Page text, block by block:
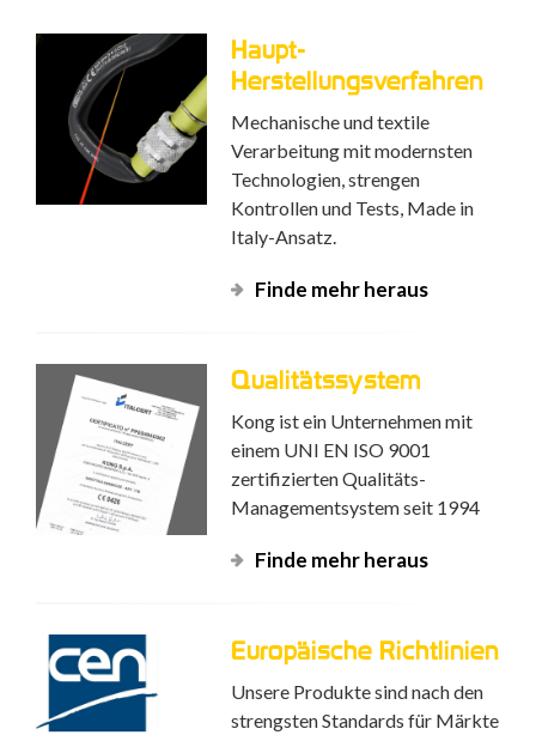
Haupt-
Herstellungsverfahren
Mechanische und textile
Verarbeitung mit modernsten
Technologien, strengen
Kontrollen und Tests, Made in
Italy-Ansatz.
Finde mehr heraus
Qualitätssystem
Kong ist ein Unternehmen mit
einem UNI EN ISO 9001
zertifizierten Qualitäts-
Managementsystem seit 1994
Finde mehr heraus
Europäische Richtlinien
Unsere Produkte sind nach den
strengsten Standards für Märkte